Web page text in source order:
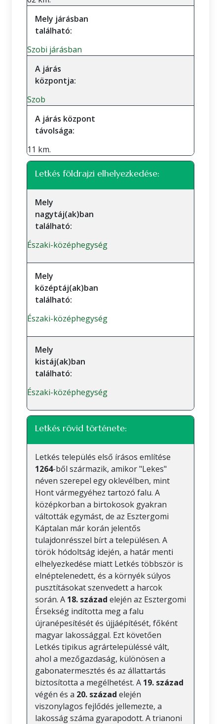
Mely járásban
található:
Szobi járásban
A járás
központja:
Szob
A járás központ
távolsága:
11 km.
Letkés földrajzi elhelyezkedése:
Mely
nagytáj(ak)ban
található:
Északi-középhegység
Mely
középtáj(ak)ban
található:
Északi-középhegység
Mely
kistáj(ak)ban
található:
Északi-középhegység
Letkés rövid története:
Letkés település első írásos említése
1264-ből származik, amikor "Lekes"
néven szerepel egy oklevélben, mint
Hont vármegyéhez tartozó falu. A
középkorban a birtokosok gyakran
váltották egymást, de az Esztergomi
Káptalan már korán jelentős
tulajdonrésszel bírt a településen. A
török hódoltság idején, a határ menti
elhelyezkedése miatt Letkés többször is
elnéptelenedett, és a környék súlyos
pusztításokat szenvedett a harcok
során. A 18. század elején az Esztergomi
Érsekség indította meg a falu
újranépesítését és újjáépítését, főként
magyar lakossággal. Ezt követően
Letkés tipikus agrártelepüléssé vált,
ahol a mezőgazdaság, különösen a
gabonatermesztés és az állattartás
biztosította a megélhetést. A 19. század
végén és a 20. század elején
viszonylagos fejlődés jellemezte, a
lakosság száma gyarapodott. A trianoni